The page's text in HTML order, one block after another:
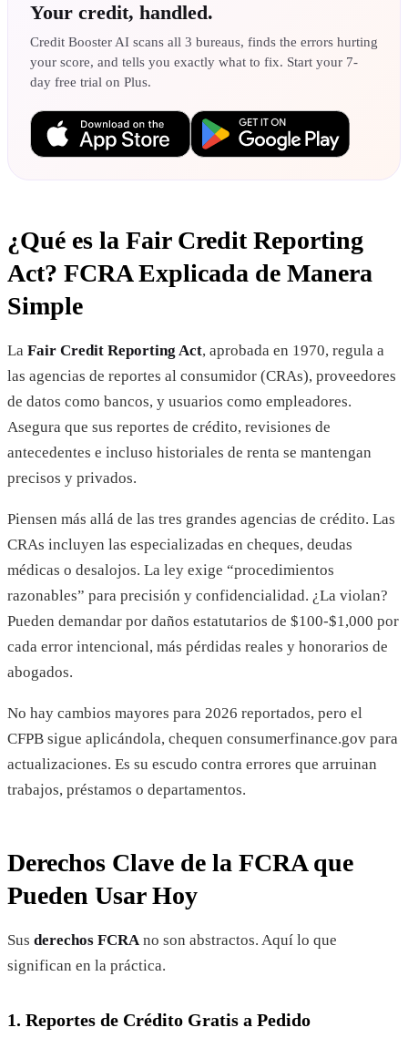
Your credit, handled.
Credit Booster AI scans all 3 bureaus, finds the errors hurting
your score, and tells you exactly what to fix. Start your 7-
day free trial on Plus.
¿Qué es la Fair Credit Reporting
Act? FCRA Explicada de Manera
Simple
La Fair Credit Reporting Act, aprobada en 1970, regula a
las agencias de reportes al consumidor (CRAs), proveedores
de datos como bancos, y usuarios como empleadores.
Asegura que sus reportes de crédito, revisiones de
antecedentes e incluso historiales de renta se mantengan
precisos y privados.
Piensen más allá de las tres grandes agencias de crédito. Las
CRAs incluyen las especializadas en cheques, deudas
médicas o desalojos. La ley exige “procedimientos
razonables” para precisión y confidencialidad. ¿La violan?
Pueden demandar por daños estatutarios de $100-$1,000 por
cada error intencional, más pérdidas reales y honorarios de
abogados.
No hay cambios mayores para 2026 reportados, pero el
CFPB sigue aplicándola, chequen consumerfinance.gov para
actualizaciones. Es su escudo contra errores que arruinan
trabajos, préstamos o departamentos.
Derechos Clave de la FCRA que
Pueden Usar Hoy
Sus derechos FCRA no son abstractos. Aquí lo que
significan en la práctica.
1. Reportes de Crédito Gratis a Pedido